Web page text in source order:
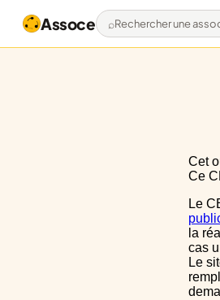
Assoce Rechercher une
Cet outil permet uniquement de pré-remplir le CERFA 13971*03 avec les données actuellement disponibles publiquement.
Ce
Le
la
cas
Le